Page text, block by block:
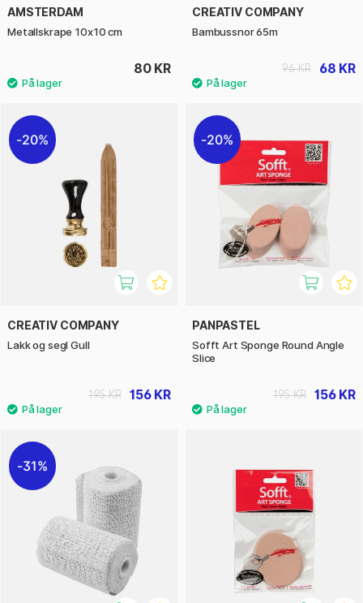
AMSTERDAM
Metallskrape 10x10 cm
80 KR
CREATIV COMPANY
Bambussnor 65m
68 KR
96 KR
20%
CREATIV COMPANY
Lakk og segl Gull
156 KR
195 KR
20%
PANPASTEL
Sofft Art Sponge Round Angle
Slice
156 KR
195 KR
31%